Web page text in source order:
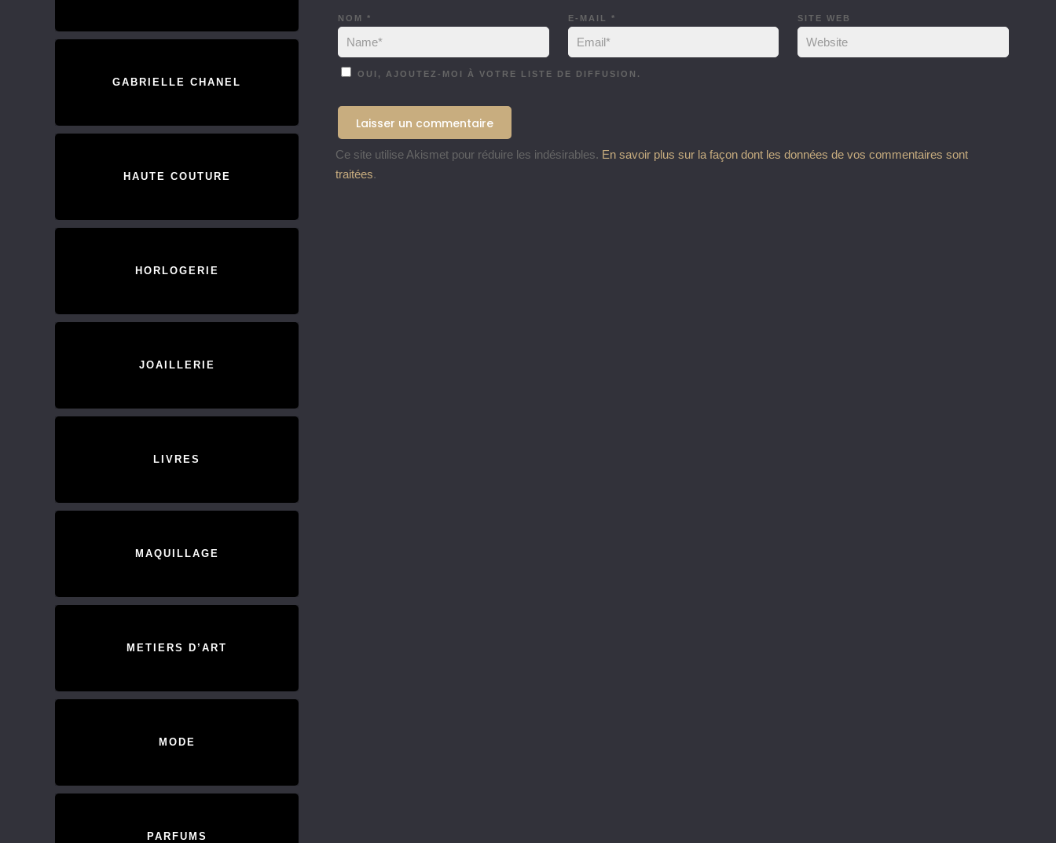
NOM * E-MAIL * SITE WEB
OUI, AJOUTEZ-MOI À VOTRE LISTE DE DIFFUSION.
Ce site utilise Akismet pour réduire les indésirables. En savoir plus sur la façon dont les données de vos commentaires sont
traitées.
GABRIELLE CHANEL
HAUTE COUTURE
HORLOGERIE
JOAILLERIE
LIVRES
MAQUILLAGE
METIERS D’ART
MODE
PARFUMS